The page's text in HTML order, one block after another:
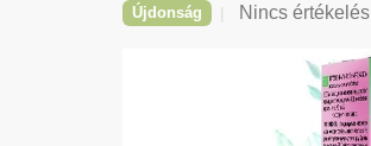
Újdonság
A
értékelése
Nincs értékelés